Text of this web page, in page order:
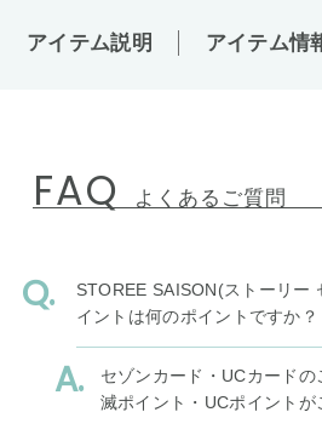
アイテム説明 アイテム情
FAQ よくあるご質問
STOREE SAISON(ストーリー
イントは何のポイントですか？
セゾンカード・UCカード
滅ポイント・UCポイントが